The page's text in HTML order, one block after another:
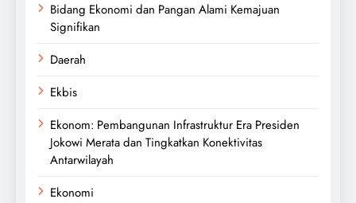
Bidang Ekonomi dan Pangan Alami Kemajuan
Signifikan
Daerah
Ekbis
Ekonom: Pembangunan Infrastruktur Era Presiden
Jokowi Merata dan Tingkatkan Konektivitas
Antarwilayah
Ekonomi